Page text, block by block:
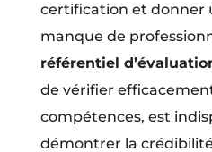
certification et donner
manque de
référentiel
de vérifier
compétences, est
démontrer la